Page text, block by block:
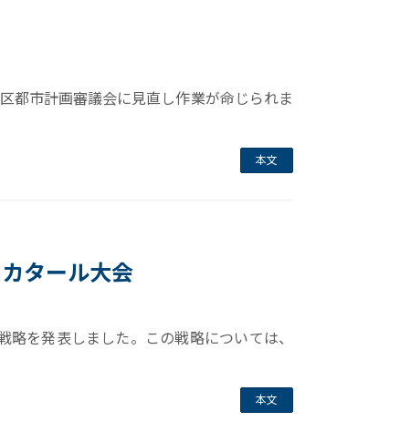
都市計画審議会に見直し作業が命じられま
本文
タール大会
を発表しました。この戦略については、
本文